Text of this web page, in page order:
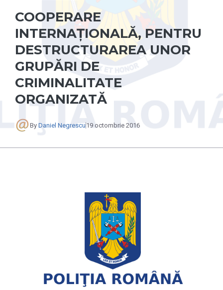
COOPERARE
INTERNAŢIONALĂ, PENTRU
DESTRUCTURAREA UNOR
GRUPĂRI DE
CRIMINALITATE
ORGANIZATĂ
By Daniel Negrescu 19 octombrie 2016